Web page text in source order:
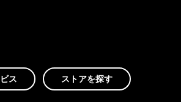
ス ストアを探す